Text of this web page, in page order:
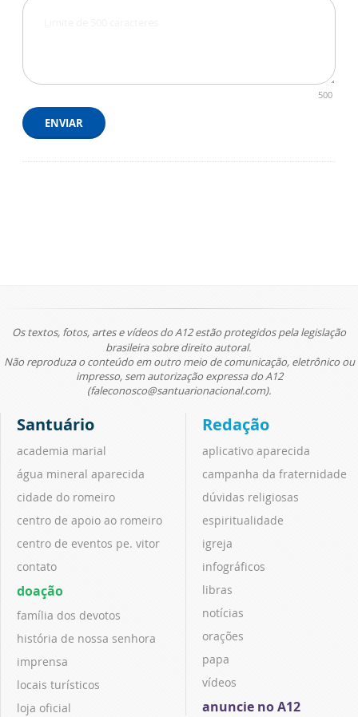
500
ENVIAR
Os textos, fotos, artes e vídeos do A12 estão protegidos pela legislação
brasileira sobre direito autoral.
Não reproduza o conteúdo em outro meio de comunicação, eletrônico ou
impresso, sem autorização expressa do A12
(faleconosco@santuarionacional.com).
Santuário
academia marial
água mineral aparecida
cidade do romeiro
centro de apoio ao romeiro
centro de eventos pe. vitor
contato
doação
família dos devotos
história de nossa senhora
imprensa
locais turísticos
loja oficial
Redação
aplicativo aparecida
campanha da fraternidade
dúvidas religiosas
espiritualidade
igreja
infográficos
libras
notícias
orações
papa
vídeos
anuncie no A12